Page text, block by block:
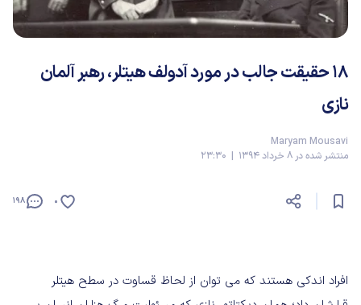
18 حقیقت جالب در مورد آدولف هیتلر، رهبر آلمان
نازی
Maryam Mousavi
منتشر شده در 8 خرداد 1394 | 23:30
198 0
افراد اندکی هستند که می توان از لحاظ قساوت در سطح هیتلر